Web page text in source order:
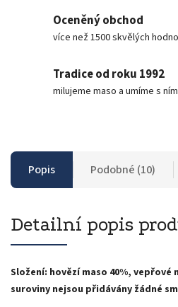
Oceněný obchod
více než 1500 skvělých
Tradice od roku 1992
milujeme maso a umíme s ním
Popis Podobné (10)
Detailní popis
Složení: hovězí maso 40%, vepřové
suroviny nejsou přidávány žádné